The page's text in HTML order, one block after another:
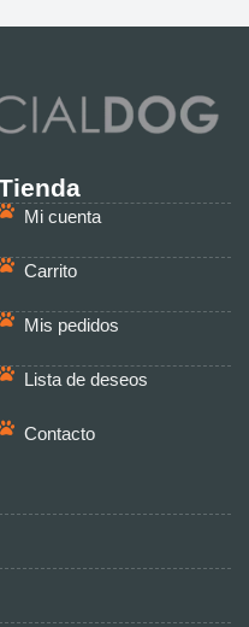
Mi cuenta
Carrito
Mis pedidos
Lista de deseos
Contacto